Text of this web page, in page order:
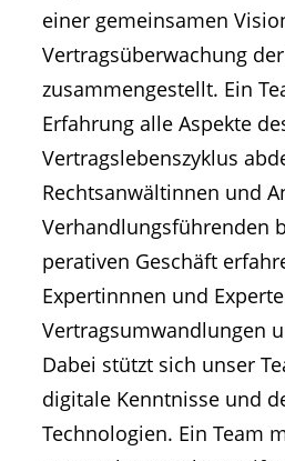
einer gemeinsamen
Vertragsüberwachung
zusammengestellt. Ein
Erfahrung alle Aspekte
Vertragslebenszyklus
Rechtsanwältinnen und
Verhandlungsführenden
perativen Geschäft
Expertinnnen und
Vertragsumwandlungen
Dabei stützt sich unser
digitale Kenntnisse und
Technologien. Ein Team